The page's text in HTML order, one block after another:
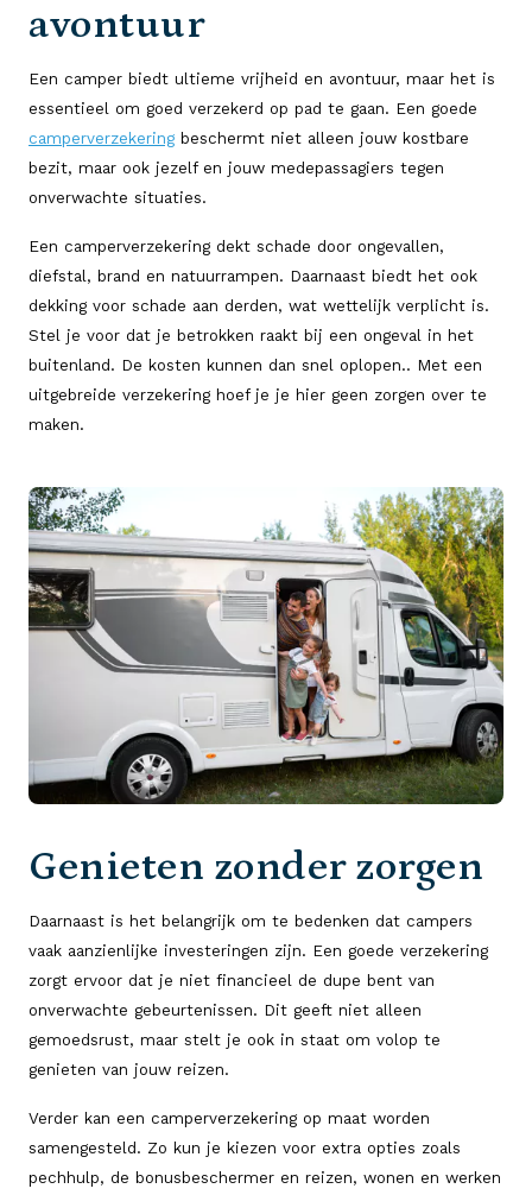
avontuur
Een camper biedt ultieme vrijheid en avontuur, maar het is
essentieel om goed verzekerd op pad te gaan. Een goede
camperverzekering beschermt niet alleen jouw kostbare
bezit, maar ook jezelf en jouw medepassagiers tegen
onverwachte situaties.
Een camperverzekering dekt schade door ongevallen,
diefstal, brand en natuurrampen. Daarnaast biedt het ook
dekking voor schade aan derden, wat wettelijk verplicht is.
Stel je voor dat je betrokken raakt bij een ongeval in het
buitenland. De kosten kunnen dan snel oplopen.. Met een
uitgebreide verzekering hoef je je hier geen zorgen over te
maken.
Genieten zonder zorgen
Daarnaast is het belangrijk om te bedenken dat campers
vaak aanzienlijke investeringen zijn. Een goede verzekering
zorgt ervoor dat je niet financieel de dupe bent van
onverwachte gebeurtenissen. Dit geeft niet alleen
gemoedsrust, maar stelt je ook in staat om volop te
genieten van jouw reizen.
Verder kan een camperverzekering op maat worden
samengesteld. Zo kun je kiezen voor extra opties zoals
pechhulp, de bonusbeschermer en reizen, wonen en werken